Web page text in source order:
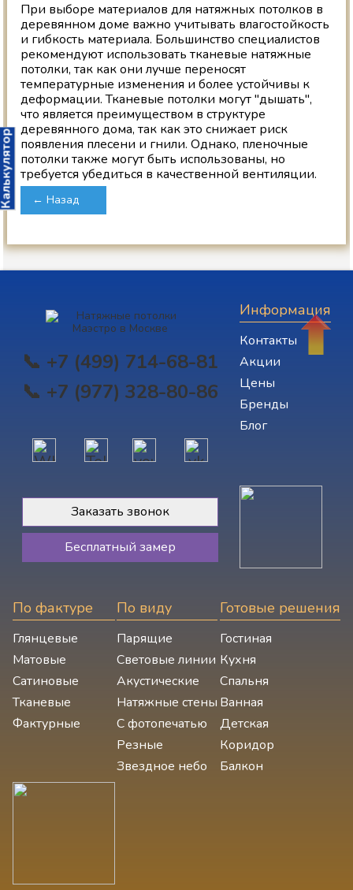
При выборе материалов для натяжных потолков в
деревянном доме важно учитывать влагостойкость
и гибкость материала. Большинство специалистов
рекомендуют использовать тканевые натяжные
потолки, так как они лучше переносят
температурные изменения и более устойчивы к
деформации. Тканевые потолки могут "дышать",
что является преимуществом в структуре
деревянного дома, так как это снижает риск
появления плесени и гнили. Однако, пленочные
потолки также могут быть использованы, но
требуется убедиться в качественной вентиляции.
← Назад
📞 +7 (499) 714-68-81
📞 +7 (977) 328-80-86
Заказать звонок
Бесплатный замер
Информация
Контакты
Акции
Цены
Бренды
Блог
По фактуре
Глянцевые
Матовые
Сатиновые
Тканевые
Фактурные
По виду
Парящие
Световые линии
Акустические
Натяжные стены
С фотопечатью
Резные
Звездное небо
Готовые решения
Гостиная
Кухня
Спальня
Ванная
Детская
Коридор
Балкон